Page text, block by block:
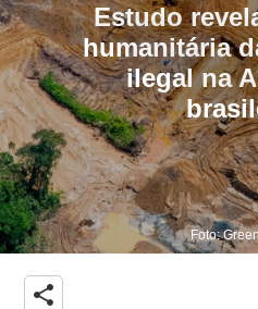
Estudo
humanitária
ilegal na
Foto:
share